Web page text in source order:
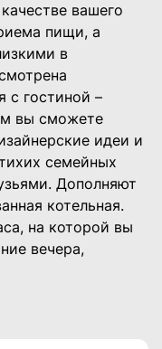
вашего
пищи, а
в
с гостиной –
вы сможете
идеи и
семейных
Дополняют
котельная.
на которой вы
вечера,